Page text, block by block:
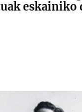
eskainiko